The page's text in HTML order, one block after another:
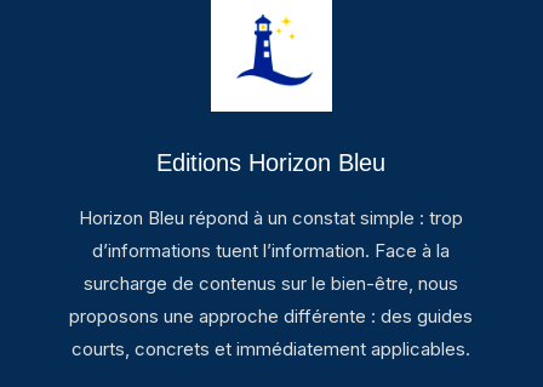
Editions Horizon Bleu
Horizon Bleu répond à un constat simple : trop
d’informations tuent l’information. Face à la
surcharge de contenus sur le bien-être, nous
proposons une approche différente : des guides
courts, concrets et immédiatement applicables.